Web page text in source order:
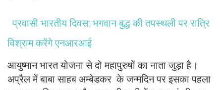
प्रवासी भारतीय दिवस: भगवान बुद्ध की तपस्थली पर रात्रि
विश्राम करेंगे एनआरआई
आयुष्मान भारत योजना से दो महापुरुषों का नाता जुड़ा है।
अप्रैल में बाबा साहब अम्बेडकर के जन्मदिन पर इसका पहला